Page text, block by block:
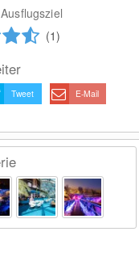
(1)
Tweet E-Mail